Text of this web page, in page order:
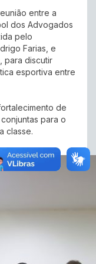
entre a
dos Advogados
pelo
Farias, e
para discutir
esportiva entre
de
para o
classe.